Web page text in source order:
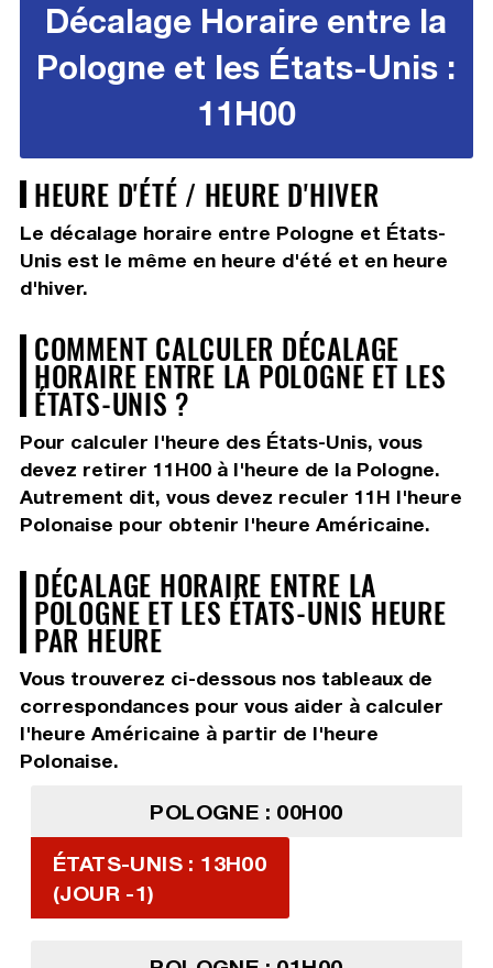
Décalage Horaire entre la
Pologne et les États-Unis :
11H00
HEURE D'ÉTÉ / HEURE D'HIVER
Le décalage horaire entre Pologne et États-
Unis est le même en heure d'été et en heure
d'hiver.
COMMENT CALCULER DÉCALAGE
HORAIRE ENTRE LA POLOGNE ET LES
ÉTATS-UNIS ?
Pour calculer l'heure des États-Unis, vous
devez retirer 11H00à l'heure de la Pologne.
Autrement dit, vous devez reculer 11H l'heure
Polonaise pour obtenir l'heure Américaine.
DÉCALAGE HORAIRE ENTRE LA
POLOGNE ET LES ÉTATS-UNIS HEURE
PAR HEURE
Vous trouverez ci-dessous nos tableaux de
correspondances pour vous aider à calculer
l'heure Américaine à partir de l'heure
Polonaise.
POLOGNE : 00H00
ÉTATS-UNIS : 13H00
(JOUR -1)